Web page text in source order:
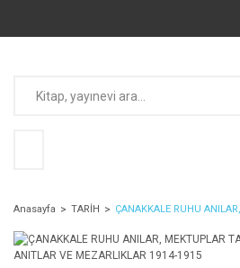
Anasayfa TARİH ÇANAKKALE RUHU